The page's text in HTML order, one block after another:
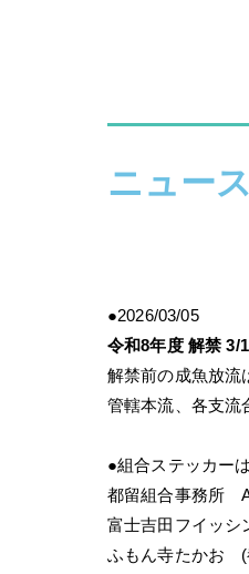
ニュース
●2026/03/05
令和8年度 解禁 3/
解禁前の成魚放流
管轄本流、各支
●組合ステッカーは
都留組合事務所
富士吉田フイッ
ふもん寺たかお (